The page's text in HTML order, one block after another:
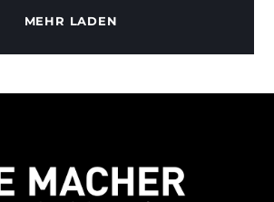
MEHR LADEN